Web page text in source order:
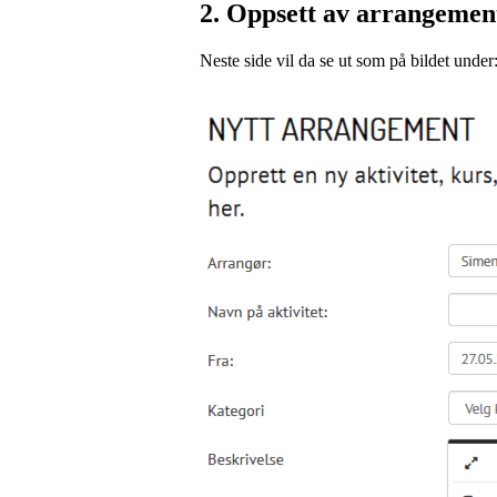
2. Oppsett av
Neste side vil da se ut som på bildet under: